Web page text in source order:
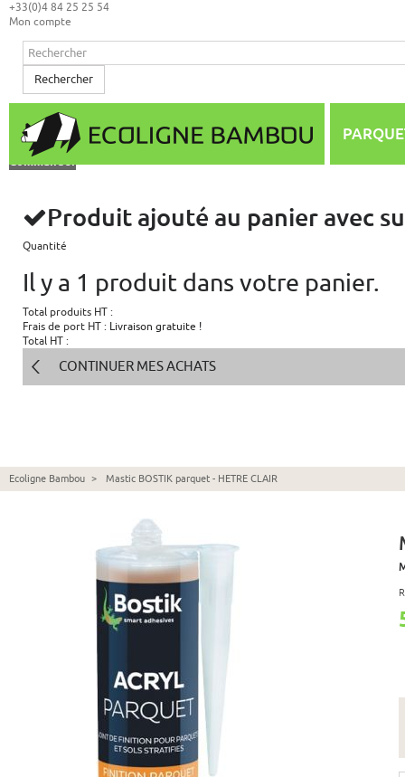
+33(0)4 84 25 25 54
Mon compte
Rechercher
Mon panier
Aucun produit
0,00 € Total
Commander
Produit ajouté au panier avec
Quantité
Il y a 1 produit dans votre panier.
Total produits HT :
Frais de port HT : Livraison gratuite !
Total HT :
CONTINUER MES ACHATS
Ecoligne Bambou > Mastic BOSTIK parquet - HETRE CLAIR